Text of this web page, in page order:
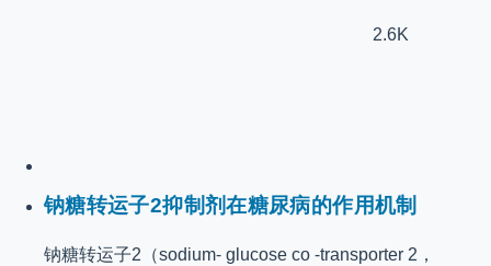
2.6K
钠糖转运子2抑制剂在糖尿病的作用机制
钠糖转运子2（sodium⁃ glucose co ⁃transporter 2，